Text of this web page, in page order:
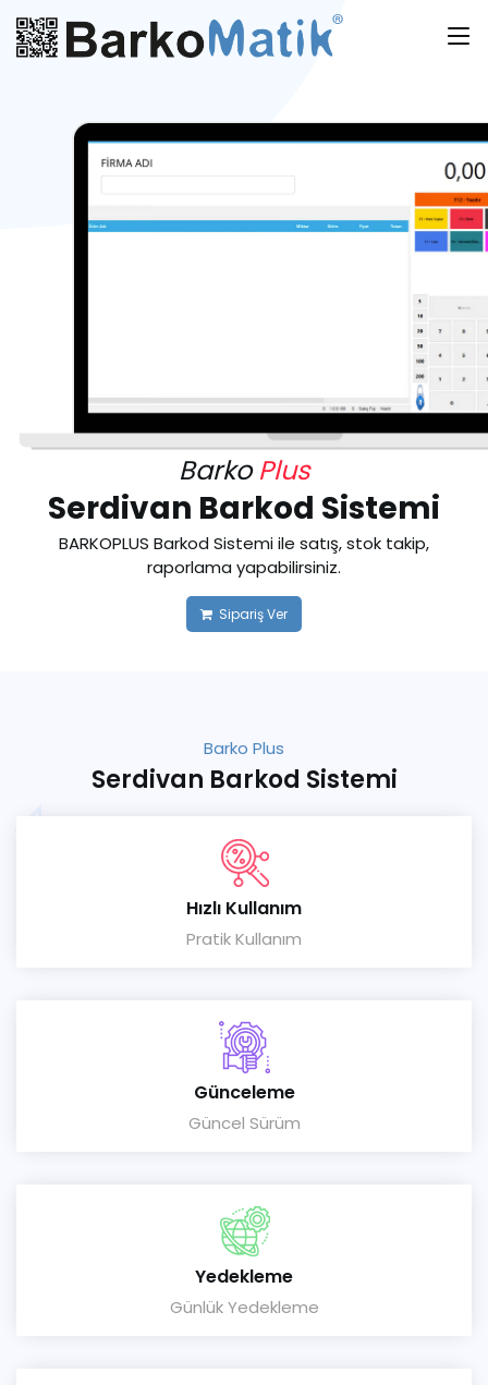
BarkoPlus
Serdivan Barkod Sistemi
BARKOPLUS Barkod Sistemi ile satış, stok takip,
raporlama yapabilirsiniz.
Sipariş Ver
Barko Plus
Serdivan Barkod Sistemi
Hızlı Kullanım
Pratik Kullanım
Günceleme
Güncel Sürüm
Yedekleme
Günlük Yedekleme